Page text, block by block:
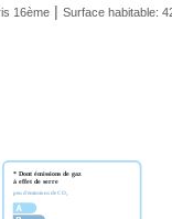
16ème | Surface habitable: